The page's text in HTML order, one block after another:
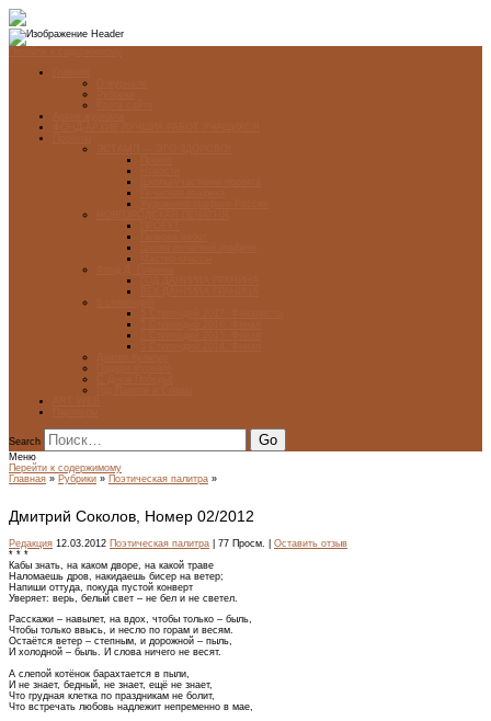
Search
Меню
Перейти к содержимому
Главная » Рубрики » Поэтическая палитра »
Дмитрий Соколов, Номер 02/2012
Редакция 12.03.2012 Поэтическая палитра | 77 Просм. | Оставить отзыв
* * *
Кабы знать, на каком дворе, на какой траве
Наломаешь дров, накидаешь бисер на ветер;
Напиши оттуда, покуда пустой конверт
Уверяет: верь, белый свет – не бел и не светел.
Расскажи – навылет, на вдох, чтобы только – быль,
Чтобы только ввысь, и несло по горам и весям.
Остаётся ветер – степным, и дорожной – пыль,
И холодной – быль. И слова ничего не весят.
А слепой котёнок барахтается в пыли,
И не знает, бедный, не знает, ещё не знает,
Что грудная клетка по праздникам не болит,
Что встречать любовь надлежит непременно в мае,